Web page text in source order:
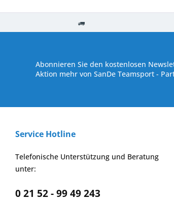
Abonnieren Sie den kostenlosen
Aktion mehr von SanDe Teamsport -
Service Hotline
Telefonische Unterstützung und Beratung
unter:
0 21 52 - 99 49 243